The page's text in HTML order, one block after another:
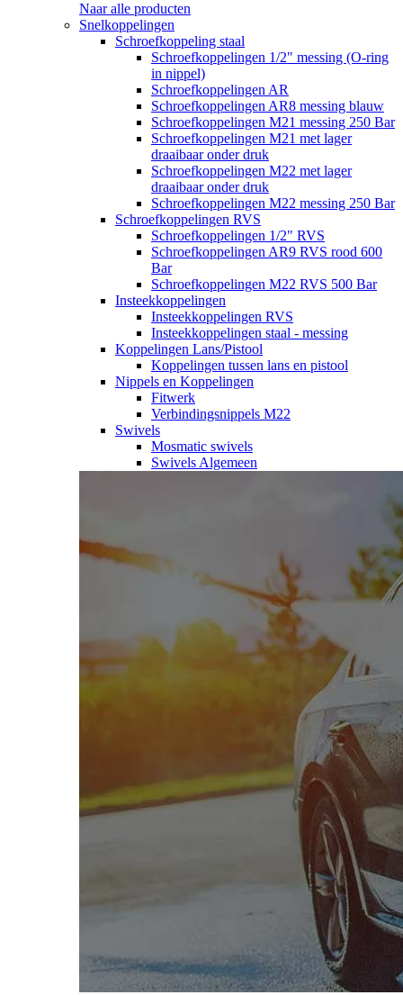
Naar alle producten
Snelkoppelingen
Schroefkoppeling staal
Schroefkoppelingen 1/2" messing (O-ring
in nippel)
Schroefkoppelingen AR
Schroefkoppelingen AR8 messing blauw
Schroefkoppelingen M21 messing 250 Bar
Schroefkoppelingen M21 met lager
draaibaar onder druk
Schroefkoppelingen M22 met lager
draaibaar onder druk
Schroefkoppelingen M22 messing 250 Bar
Schroefkoppelingen RVS
Schroefkoppelingen 1/2" RVS
Schroefkoppelingen AR9 RVS rood 600
Bar
Schroefkoppelingen M22 RVS 500 Bar
Insteekkoppelingen
Insteekkoppelingen RVS
Insteekkoppelingen staal - messing
Koppelingen Lans/Pistool
Koppelingen tussen lans en pistool
Nippels en Koppelingen
Fitwerk
Verbindingsnippels M22
Swivels
Mosmatic swivels
Swivels Algemeen